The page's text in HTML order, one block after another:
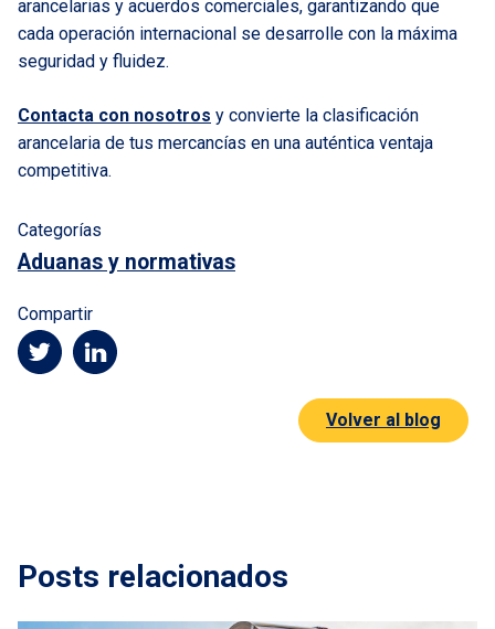
arancelarias y acuerdos comerciales, garantizando que
cada operación internacional se desarrolle con la máxima
seguridad y fluidez.
Contacta con nosotros y convierte la clasificación
arancelaria de tus mercancías en una auténtica ventaja
competitiva.
Categorías
Aduanas y normativas
Compartir
Volver al blog
Posts relacionados